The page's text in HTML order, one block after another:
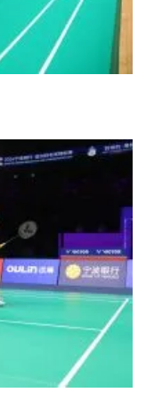
Itu sikap
rayakan